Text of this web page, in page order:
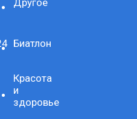
Другое
Биатлон
Красота
и
здоровье